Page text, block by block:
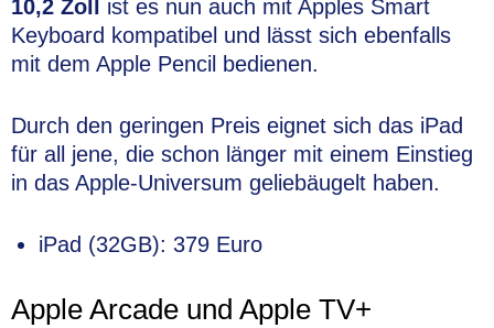
10,2 Zoll
ist es nun auch mit Apples Smart
Keyboard kompatibel und lässt sich ebenfalls
mit dem Apple Pencil bedienen.
Durch den geringen Preis eignet sich das iPad
für all jene, die schon länger mit einem Einstieg
in das Apple-Universum geliebäugelt haben.
iPad (32GB): 379 Euro
Apple Arcade und Apple TV+